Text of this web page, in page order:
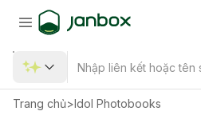
Trang chủ>Idol Photobooks